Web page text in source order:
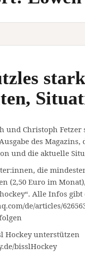
und Christoph
des
und die aktuelle
die
(2,50 Euro im
Alle Infos gibt
de/articles/
Hockey unterstützen
bisslHockey